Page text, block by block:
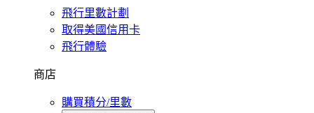
飛行里數計劃
取得美國信用卡
飛行體驗
商店
購買積分/里數